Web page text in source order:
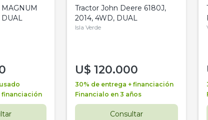
DUAL
financiación
Tractor John Deere 6180J,
2014, 4WD, DUAL
Isla Verde
U$ 120.000
30% de entrega + financiación
Financialo en 3 años
Consultar